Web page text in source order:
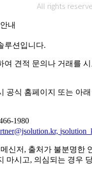
All rights
내
루션입니다.
여 견적 문의나 거래를
공식 홈페이지 또는 아
1980
신저, 출처가 불분명한
마시고, 의심되는 경우